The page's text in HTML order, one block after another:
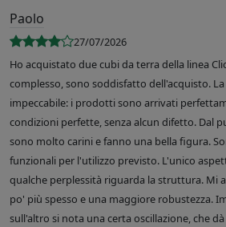
Paolo
27/07/2026
Ho acquistato due cubi da terra della linea
complesso, sono soddisfatto dell'acquisto.
impeccabile: i prodotti sono arrivati
condizioni perfette, senza alcun difetto. Dal
sono molto carini e fanno una bella figura.
funzionali per l'utilizzo previsto. L'unico
qualche perplessità riguarda la struttura. Mi
po' più spesso e una maggiore robustezza.
sull'altro si nota una certa oscillazione, che